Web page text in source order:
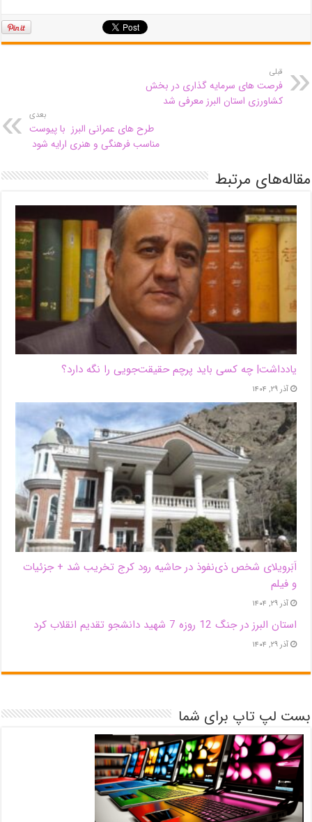
قبلی
فرصت های سرمایه گذاری در بخش
کشاورزی استان البرز معرفی شد
بعدی
طرح های عمرانی البرز با پیوست
مناسب فرهنگی و هنری ارایه شود
مقاله‌های مرتبط
یادداشت| ‌چه کسی باید پرچم حقیقت‌جویی را نگه دارد؟
آذر ۲۹, ۱۴۰۴
اَبَر‌ویلای شخص ذی‌نفوذ در حاشیه‌ رود کرج تخریب شد + جزئیات
و فیلم
آذر ۲۹, ۱۴۰۴
استان البرز در جنگ 12 روزه 7 شهید دانشجو تقدیم انقلاب کرد
آذر ۲۹, ۱۴۰۴
بست لپ تاپ برای شما